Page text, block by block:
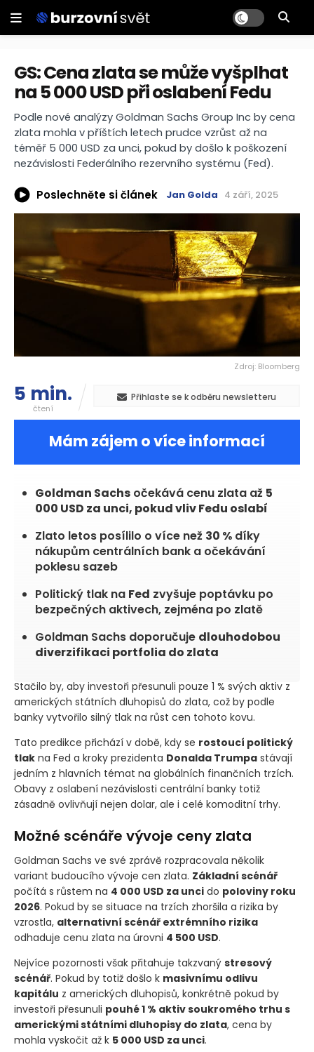
GS: Cena zlata se může vyšplhat
na 5 000 USD při oslabení Fedu
Podle nové analýzy Goldman Sachs Group Inc by cena
zlata mohla v příštích letech prudce vzrůst až na
téměř 5 000 USD za unci, pokud by došlo k poškození
nezávislosti Federálního rezervního systému (Fed).
Poslechněte si článek Jan Golda 4 září, 2025
Zdroj: Bloomberg
5 min.
čtení
Přihlaste se k odběru newsletteru
Mám zájem o více informací
Goldman Sachs očekává cenu zlata až 5
000 USD za unci, pokud vliv Fedu oslabí
Zlato letos posílilo o více než 30 % díky
nákupům centrálních bank a očekávání
poklesu sazeb
Politický tlak na Fed zvyšuje poptávku po
bezpečných aktivech, zejména po zlatě
Goldman Sachs doporučuje dlouhodobou
diverzifikaci portfolia do zlata
Stačilo by, aby investoři přesunuli pouze 1 % svých aktiv z
amerických státních dluhopisů do zlata, což by podle
banky vytvořilo silný tlak na růst cen tohoto kovu.
Tato predikce přichází v době, kdy se rostoucí politický
tlak na Fed a kroky prezidenta Donalda Trumpa stávají
jedním z hlavních témat na globálních finančních trzích.
Obavy z oslabení nezávislosti centrální banky totiž
zásadně ovlivňují nejen dolar, ale i celé komoditní trhy.
Možné scénáře vývoje ceny zlata
Goldman Sachs ve své zprávě rozpracovala několik
variant budoucího vývoje cen zlata. Základní scénář
počítá s růstem na 4 000 USD za unci do poloviny roku
2026. Pokud by se situace na trzích zhoršila a rizika by
vzrostla, alternativní scénář extrémního rizika
odhaduje cenu zlata na úrovni 4 500 USD.
Nejvíce pozornosti však přitahuje takzvaný stresový
scénář. Pokud by totiž došlo k masivnímu odlivu
kapitálu z amerických dluhopisů, konkrétně pokud by
investoři přesunuli pouhé 1 % aktiv soukromého trhu s
americkými státními dluhopisy do zlata, cena by
mohla vyskočit až k 5 000 USD za unci.